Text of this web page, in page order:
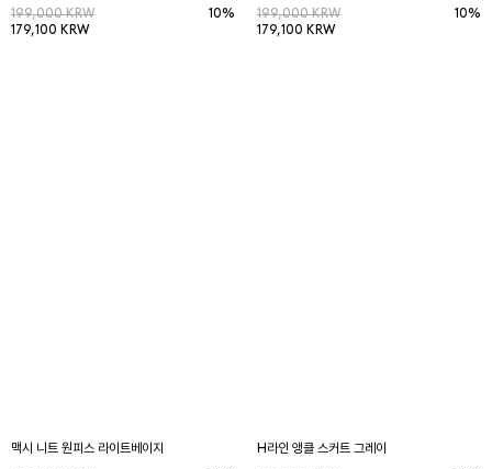
199,000 KRW
179,100 KRW
10%
199,000 KRW
179,100 KRW
10%
맥시 니트 원피스 라이트베이지 H라인 앵클 스커트 그레이